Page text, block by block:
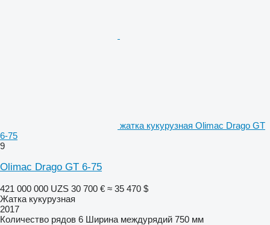
жатка кукурузная Olimac Drago GT
6-75
9
Olimac Drago GT 6-75
421 000 000 UZS 30 700 € ≈ 35 470 $
Жатка кукурузная
2017
Количество рядов 6 Ширина междурядий 750 мм